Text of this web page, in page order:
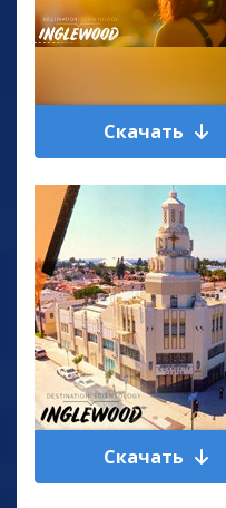
Скачать
Скачать